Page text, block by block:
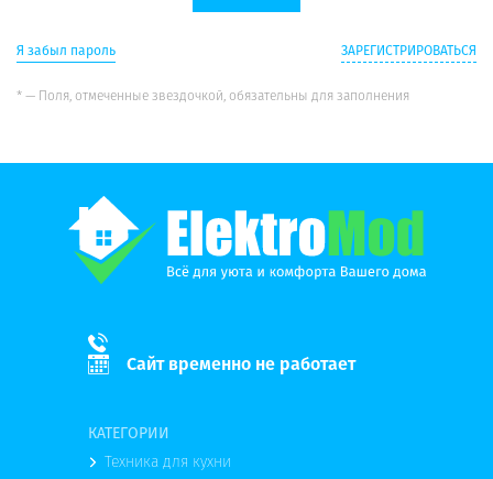
Я забыл пароль ЗАРЕГИСТРИРОВАТЬСЯ
* — Поля, отмеченные звездочкой, обязательны для заполнения
Сайт временно не работает
КАТЕГОРИИ
Техника для кухни